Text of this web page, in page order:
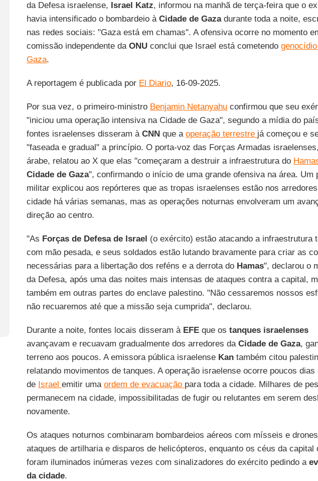
da Defesa israelense, Israel Katz, informou na manhã de terça-feira que o
havia intensificado o bombardeio àCidade de Gazadurante toda a noite,
nas redes sociais: "Gaza está em chamas". A ofensiva ocorre no momento
comissão independente da ONUconclui que Israel está cometendo
Gaza.
A reportagem é publicada por El Diario, 16-09-2025.
Por sua vez, o primeiro-ministro Benjamin Netanyahuconfirmou que seu
"iniciou uma operação intensiva na Cidade de Gaza", segundo a mídia do
fontes israelenses disseram à CNNque a operação terrestre já começou e
"faseada e gradual" a princípio. O porta-voz das Forças Armadas
árabe, relatou ao X que elas "começaram a destruir a infraestrutura do
Cidade de Gaza", confirmando o início de uma grande ofensiva na área. Um
militar explicou aos repórteres que as tropas israelenses estão nos
cidade há várias semanas, mas as operações noturnas envolveram um
direção ao centro.
"As Forças de Defesa de Israel (o exército) estão atacando a infraestrutura
com mão pesada, e seus soldados estão lutando bravamente para criar as
necessárias para a libertação dos reféns e a derrota do Hamas", declarou o
da Defesa, após uma das noites mais intensas de ataques contra a capital,
também em outras partes do enclave palestino. "Não cessaremos nossos
não recuaremos até que a missão seja cumprida", declarou.
Durante a noite, fontes locais disseram à EFEque os tanques israelenses
avançavam e recuavam gradualmente dos arredores da Cidade de Gaza,
terreno aos poucos. A emissora pública israelense Kantambém citou
relatando movimentos de tanques. A operação israelense ocorre poucos dias
de Israel emitir uma ordem de evacuação para toda a cidade. Milhares de
permanecem na cidade, impossibilitadas de fugir ou relutantes em serem
novamente.
Os ataques noturnos combinaram bombardeios aéreos com mísseis e
ataques de artilharia e disparos de helicópteros, enquanto os céus da capital
foram iluminados inúmeras vezes com sinalizadores do exército pedindo a
da cidade.